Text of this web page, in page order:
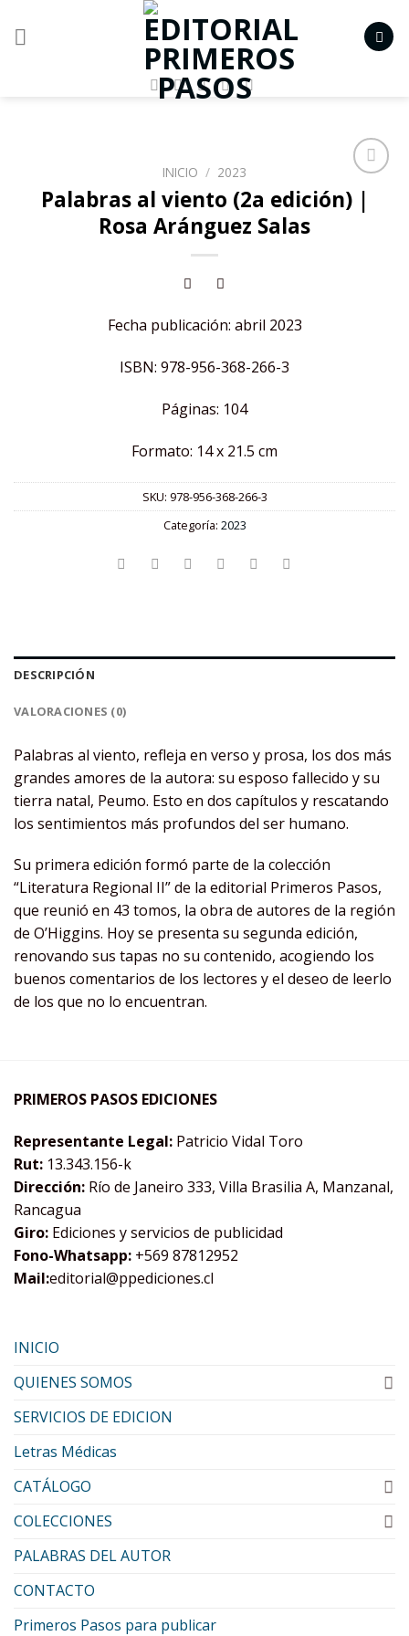
Añadir
INICIO / 2023
Palabras al viento (2a edición) |
Rosa Aránguez Salas
Fecha publicación: abril 2023
ISBN: 978-956-368-266-3
Páginas: 104
Formato: 14 x 21.5 cm
SKU: 978-956-368-266-3
Categoría: 2023
DESCRIPCIÓN
VALORACIONES (0)
Palabras al viento, refleja en verso y prosa, los dos más
grandes amores de la autora: su esposo fallecido y su
tierra natal, Peumo. Esto en dos capítulos y rescatando
los sentimientos más profundos del ser humano.
Su primera edición formó parte de la colección
“Literatura Regional II” de la editorial Primeros Pasos,
que reunió en 43 tomos, la obra de autores de la región
de O’Higgins. Hoy se presenta su segunda edición,
renovando sus tapas no su contenido, acogiendo los
buenos comentarios de los lectores y el deseo de leerlo
de los que no lo encuentran.
PRIMEROS PASOS EDICIONES
Representante Legal: Patricio Vidal Toro
Rut: 13.343.156-k
Dirección: Río de Janeiro 333, Villa Brasilia A, Manzanal,
Rancagua
Giro: Ediciones y servicios de publicidad
Fono-Whatsapp: +569 87812952
Mail:editorial@ppediciones.cl
INICIO
QUIENES SOMOS
SERVICIOS DE EDICION
Letras Médicas
CATÁLOGO
COLECCIONES
PALABRAS DEL AUTOR
CONTACTO
Primeros Pasos para publicar